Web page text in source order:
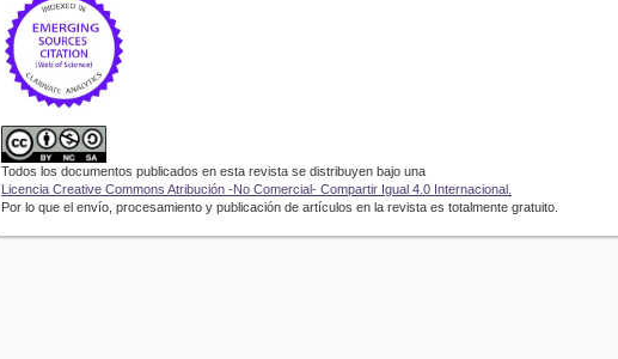
Todos los documentos publicados en esta revista se distribuyen bajo una
Licencia Creative Commons Atribución -No Comercial- Compartir Igual 4.0 Internacional.
Por lo que el envío, procesamiento y publicación de artículos en la revista es totalmente gratuito.